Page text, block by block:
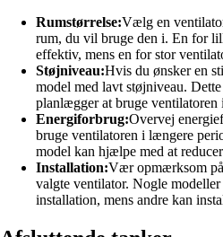
Rumstørrelse:Vælg en
rum, du vil bruge den i. En for
effektiv, mens en for stor
Støjniveau:Hvis du ønsker en
model med lavt støjniveau.
planlægger at bruge
Energiforbrug:Overvej
bruge ventilatoren i længere
model kan hjælpe med at
Installation:Vær opmærksom
valgte ventilator. Nogle
installation, mens andre kan